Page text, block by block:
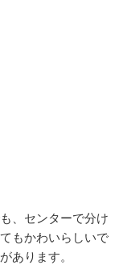
、センターで分け
もかわいらしいで
あります。